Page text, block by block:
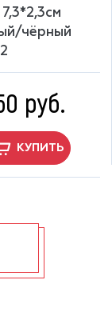
7,3*2,3см
чёрный
руб.
КУПИТЬ